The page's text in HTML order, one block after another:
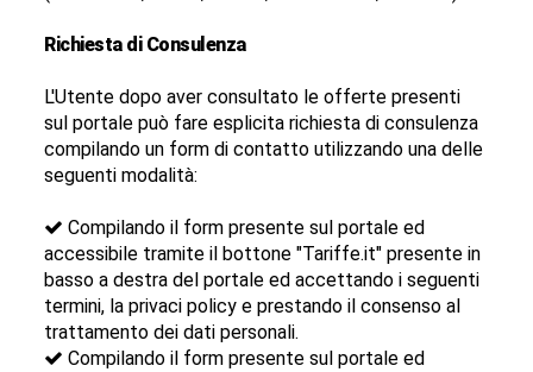
Richiesta di Consulenza
L'Utente dopo aver consultato le offerte presenti
sul portale può fare esplicita richiesta di consulenza
compilando un form di contatto utilizzando una delle
seguenti modalità:
Compilando il form presente sul portale ed
accessibile tramite il bottone "Tariffe.it" presente in
basso a destra del portale ed accettando i seguenti
termini, la privaci policy e prestando il consenso al
trattamento dei dati personali.
Compilando il form presente sul portale ed